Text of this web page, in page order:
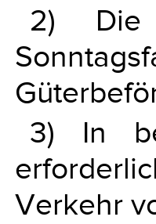
2) Die
3) In
Verkehr